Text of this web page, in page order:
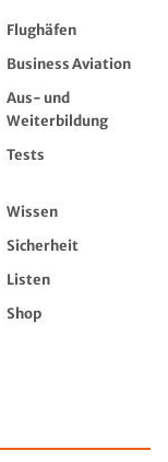
Flughäfen
Business Aviation
Aus- und
Weiterbildung
Tests
Wissen
Sicherheit
Listen
Shop